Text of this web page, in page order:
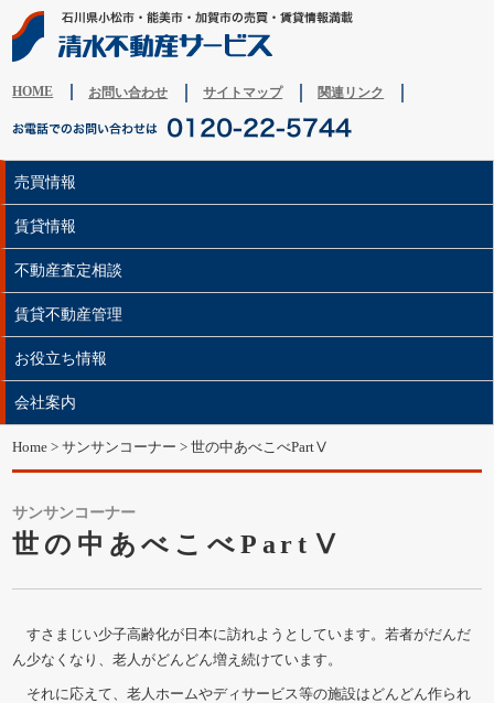
HOME お問い合わせ サイトマップ 関連リンク
売買情報
賃貸情報
不動産査定相談
賃貸不動産管理
お役立ち情報
会社案内
Home >サンサンコーナー >世の中あべこべPartⅤ
サンサンコーナー
世の中あべこべPartⅤ
すさまじい少子高齢化が日本に訪れようとしています。若者がだんだ
ん少なくなり、老人がどんどん増え続けています。
それに応えて、老人ホームやディサービス等の施設はどんどん作られ